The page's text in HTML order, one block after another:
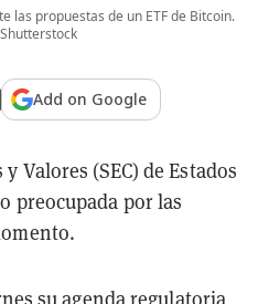
las propuestas de un ETF de Bitcoin.
Add on Google
Valores (SEC) de Estados
preocupada por las